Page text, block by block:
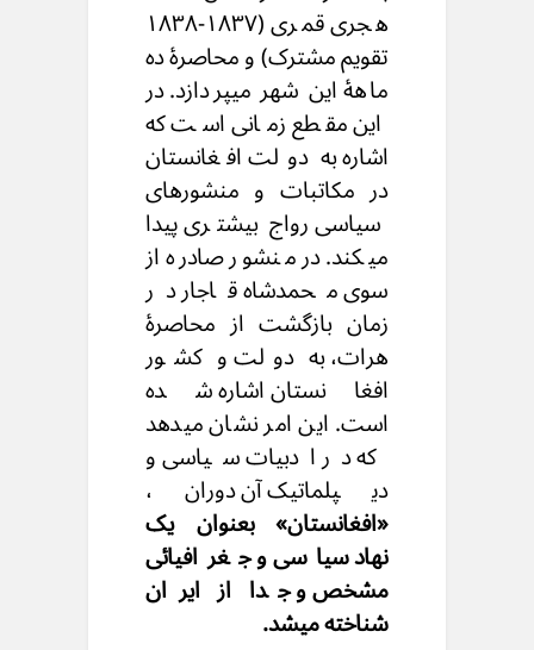
هجری قمری (۱۸۳۷-۱۸۳۸
تقویم مشترک) و محاصرهٔ ده
ماههٔ این شهر میپردازد. در
این مقطع زمانی است که
اشاره به دولت افغانستان
در مکاتبات و منشورهای
سیاسی رواج بیشتری پیدا
میکند. در منشور صادره از
سوی محمدشاه قاجار در
زمان بازگشت از محاصرهٔ
هرات، به دولت و کشور
افغانستان اشاره شده
است. این امر نشان میدهد
که در ادبیات سیاسی و
دیپلماتیک آن دوران،
«افغانستان» بعنوان یک
نهاد سیاسی و جغرافیائی
مشخص و جدا از ایران
شناخته میشد.